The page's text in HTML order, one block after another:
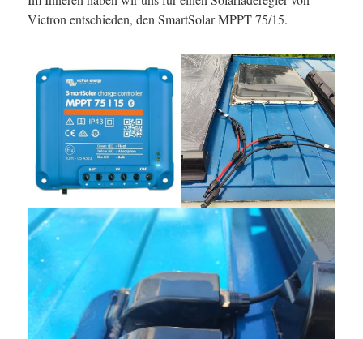
Victron entschieden, den SmartSolar MPPT 75/15.